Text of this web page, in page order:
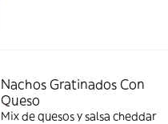
Nachos Gratinados Con
Queso
Mix de quesos y salsa cheddar